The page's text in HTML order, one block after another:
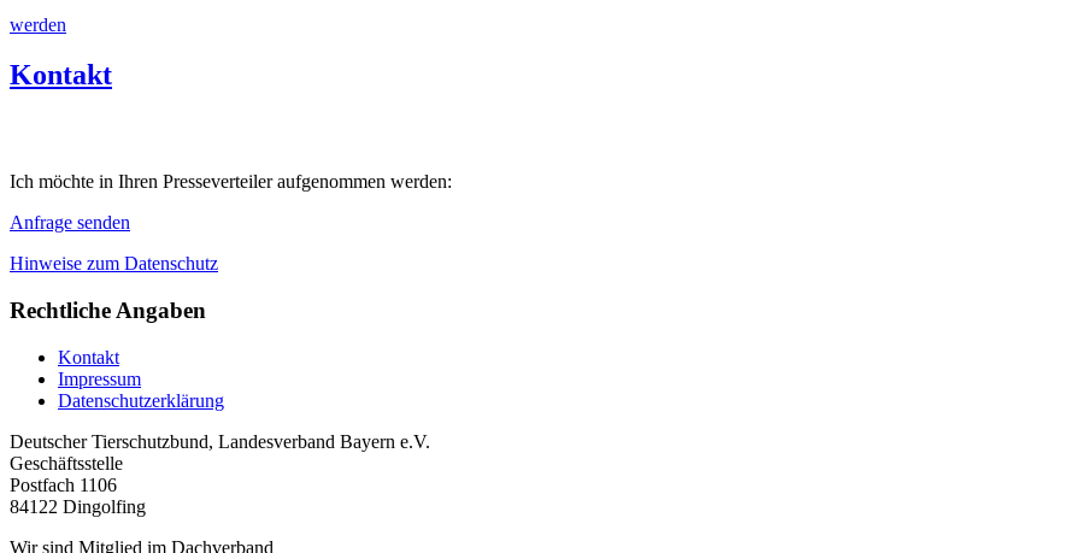
werden
Kontakt
Ich möchte in Ihren Presseverteiler aufgenommen werden:
Anfrage senden
Hinweise zum Datenschutz
Rechtliche Angaben
Kontakt
Impressum
Datenschutzerklärung
Deutscher Tierschutzbund, Landesverband Bayern e.V.
Geschäftsstelle
Postfach 1106
84122 Dingolfing
Wir sind Mitglied im Dachverband